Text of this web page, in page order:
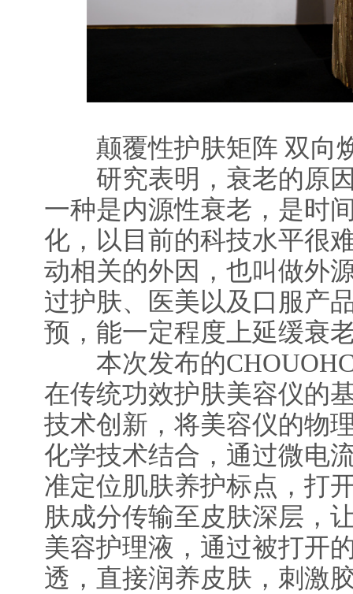
颠覆性护肤矩阵 双向
研究表明，衰老的原因
一种是内源性衰老，是时
化，以目前的科技水平很
动相关的外因，也叫做外
过护肤、医美以及口服产
预，能一定程度上延缓衰
本次发布的CHOUOHC
在传统功效护肤美容仪的
技术创新，将美容仪的物
化学技术结合，通过微电
准定位肌肤养护标点，打
肤成分传输至皮肤深层，
美容护理液，通过被打开
透，直接润养皮肤，刺激